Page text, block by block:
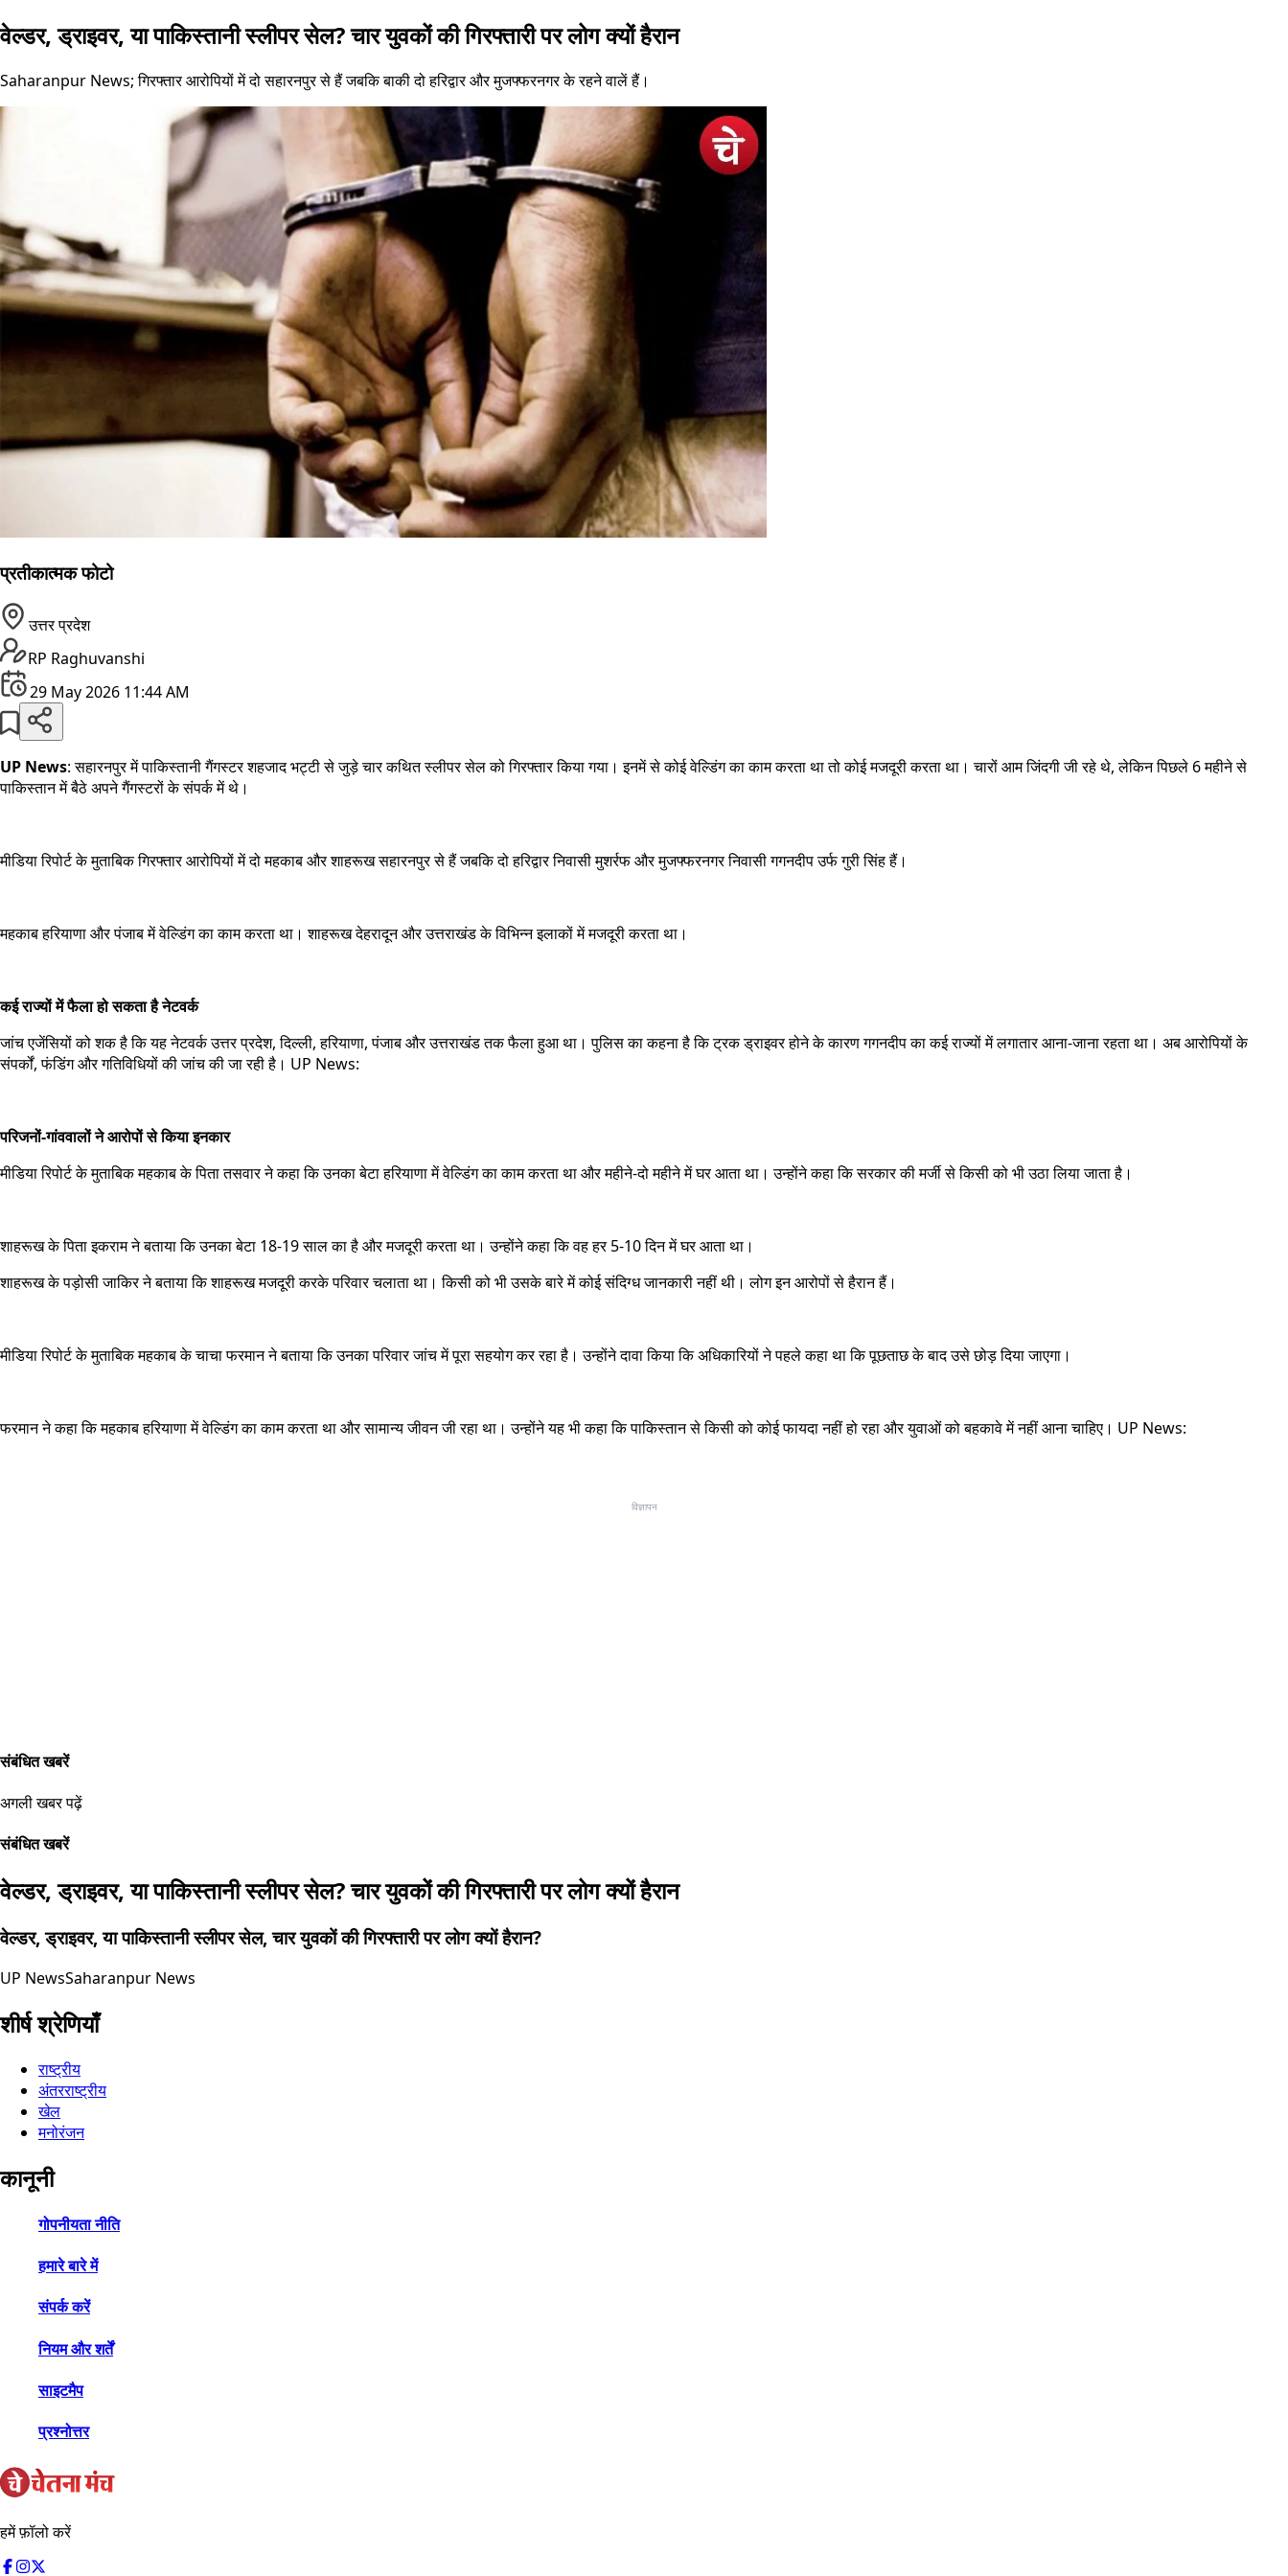
वेल्डर, ड्राइवर, या पाकिस्तानी स्लीपर सेल? चार युवकों की गिरफ्तारी पर लोग क्यों हैरान
Saharanpur News; गिरफ्तार आरोपियों में दो सहारनपुर से हैं जबकि बाकी दो हरिद्वार और मुजफ्फरनगर के रहने वालें हैं।
प्रतीकात्मक फोटो
उत्तर प्रदेश
RP Raghuvanshi
29 May 2026 11:44 AM
UP News: सहारनपुर में पाकिस्तानी गैंगस्टर शहजाद भट्टी से जुड़े चार कथित स्लीपर सेल को गिरफ्तार किया गया। इनमें से कोई वेल्डिंग का काम करता था तो कोई मजदूरी करता था। चारों आम जिंदगी जी रहे थे, लेकिन पिछले 6 महीने से
पाकिस्तान में बैठे अपने गैंगस्टरों के संपर्क में थे।
मीडिया रिपोर्ट के मुताबिक गिरफ्तार आरोपियों में दो महकाब और शाहरूख सहारनपुर से हैं जबकि दो हरिद्वार निवासी मुशर्रफ और मुजफ्फरनगर निवासी गगनदीप उर्फ गुरी सिंह हैं।
महकाब हरियाणा और पंजाब में वेल्डिंग का काम करता था। शाहरूख देहरादून और उत्तराखंड के विभिन्न इलाकों में मजदूरी करता था।
कई राज्यों में फैला हो सकता है नेटवर्क
जांच एजेंसियों को शक है कि यह नेटवर्क उत्तर प्रदेश, दिल्ली, हरियाणा, पंजाब और उत्तराखंड तक फैला हुआ था। पुलिस का कहना है कि ट्रक ड्राइवर होने के कारण गगनदीप का कई राज्यों में लगातार आना-जाना रहता था। अब आरोपियों के
संपर्कों, फंडिंग और गतिविधियों की जांच की जा रही है। UP News:
परिजनों-गांववालों ने आरोपों से किया इनकार
मीडिया रिपोर्ट के मुताबिक महकाब के पिता तसवार ने कहा कि उनका बेटा हरियाणा में वेल्डिंग का काम करता था और महीने-दो महीने में घर आता था। उन्होंने कहा कि सरकार की मर्जी से किसी को भी उठा लिया जाता है।
शाहरूख के पिता इकराम ने बताया कि उनका बेटा 18-19 साल का है और मजदूरी करता था। उन्होंने कहा कि वह हर 5-10 दिन में घर आता था।
शाहरूख के पड़ोसी जाकिर ने बताया कि शाहरूख मजदूरी करके परिवार चलाता था। किसी को भी उसके बारे में कोई संदिग्ध जानकारी नहीं थी। लोग इन आरोपों से हैरान हैं।
मीडिया रिपोर्ट के मुताबिक महकाब के चाचा फरमान ने बताया कि उनका परिवार जांच में पूरा सहयोग कर रहा है। उन्होंने दावा किया कि अधिकारियों ने पहले कहा था कि पूछताछ के बाद उसे छोड़ दिया जाएगा।
फरमान ने कहा कि महकाब हरियाणा में वेल्डिंग का काम करता था और सामान्य जीवन जी रहा था। उन्होंने यह भी कहा कि पाकिस्तान से किसी को कोई फायदा नहीं हो रहा और युवाओं को बहकावे में नहीं आना चाहिए। UP News:
विज्ञापन
संबंधित खबरें
अगली खबर पढ़ें
संबंधित खबरें
वेल्डर, ड्राइवर, या पाकिस्तानी स्लीपर सेल? चार युवकों की गिरफ्तारी पर लोग क्यों हैरान
वेल्डर, ड्राइवर, या पाकिस्तानी स्लीपर सेल, चार युवकों की गिरफ्तारी पर लोग क्यों हैरान?
UP NewsSaharanpur News
शीर्ष श्रेणियाँ
राष्ट्रीय
अंतरराष्ट्रीय
खेल
मनोरंजन
कानूनी
गोपनीयता नीति
हमारे बारे में
संपर्क करें
नियम और शर्तें
साइटमैप
प्रश्नोत्तर
हमें फ़ॉलो करें